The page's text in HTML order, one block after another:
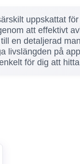
uppskattat
att effektivt
en detaljerad
livslängden på
för dig att